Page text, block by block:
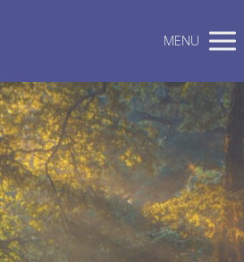
MENU